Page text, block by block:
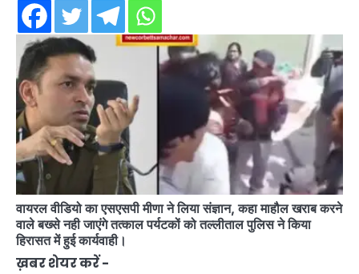
वायरल वीडियो का एसएसपी मीणा ने लिया संज्ञान, कहा माहौल खराब करने
वाले बख्से नही जाएंगे तत्काल पर्यटकों को तल्लीताल पुलिस ने किया
हिरासत में हुई कार्यवाही।
ख़बर शेयर करें -